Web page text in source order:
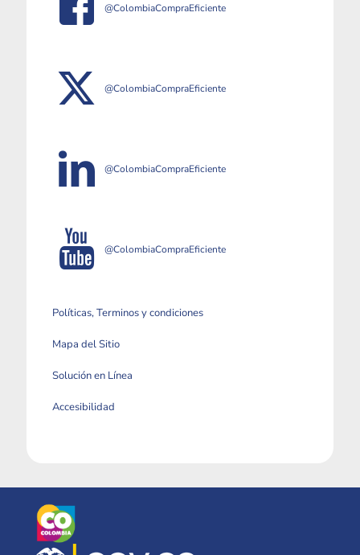
@ColombiaCompraEficiente
@ColombiaCompraEficiente
@ColombiaCompraEficiente
@ColombiaCompraEficiente
Políticas, Terminos y condiciones
Mapa del Sitio
Solución en Línea
Accesibilidad